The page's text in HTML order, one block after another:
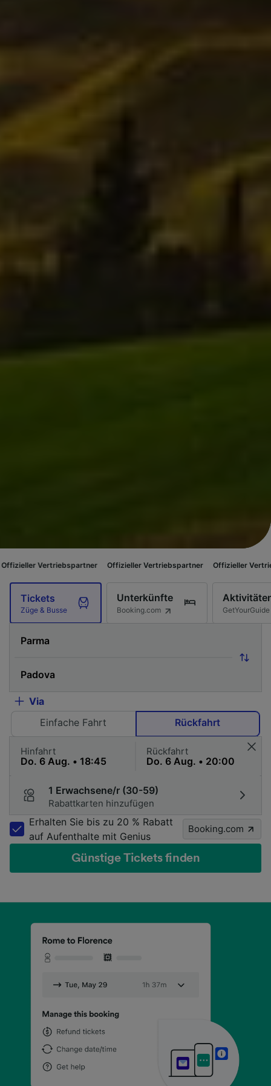
Offizieller Vertriebspartner Offizieller Vertriebspartner
Tickets
Züge & Busse
Unterkünfte
Booking.com GetYourGuide
Via
Einfache Fahrt
Rückfahrt
Hinfahrt Rückfahrt
1 Erwachsene/r (30-59)
Rabattkarten hinzufügen
Erhalten Sie bis zu 20 % Rabatt
auf Aufenthalte mit Genius
Booking.com
Günstige Tickets finden